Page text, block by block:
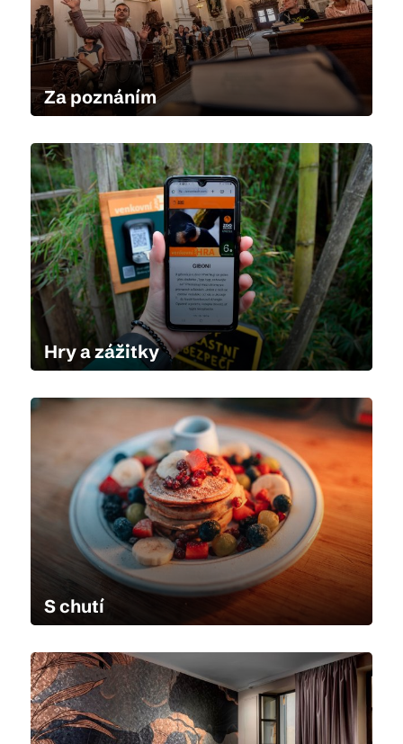
Za poznáním
Hry a zážitky
S chutí